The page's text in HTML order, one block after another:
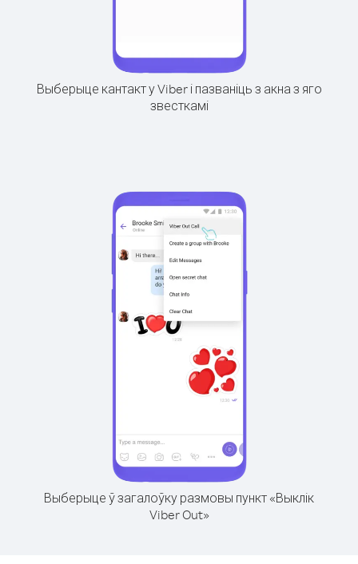
Выберыце кантакт у Viber і пазваніць з акна з яго
звесткамі
Выберыце ў загалоўку размовы пункт «Выклік
Viber Out»